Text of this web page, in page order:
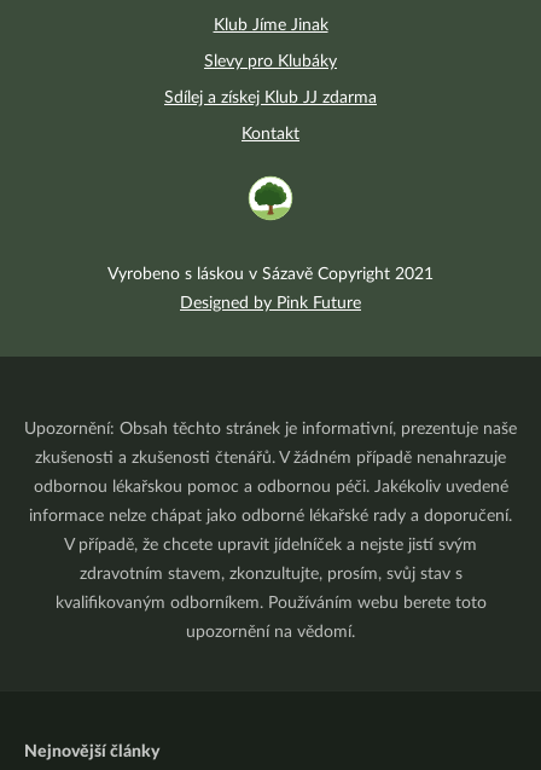
Klub Jíme Jinak
Slevy pro Klubáky
Sdílej a získej Klub JJ zdarma
Kontakt
Vyrobeno s láskou v Sázavě Copyright 2021
Designed by Pink Future
Upozornění: Obsah těchto stránek je informativní, prezentuje naše
zkušenosti a zkušenosti čtenářů. V žádném případě nenahrazuje
odbornou lékařskou pomoc a odbornou péči. Jakékoliv uvedené
informace nelze chápat jako odborné lékařské rady a doporučení.
V případě, že chcete upravit jídelníček a nejste jistí svým
zdravotním stavem, zkonzultujte, prosím, svůj stav s
kvalifikovaným odborníkem. Používáním webu berete toto
upozornění na vědomí.
Nejnovější články